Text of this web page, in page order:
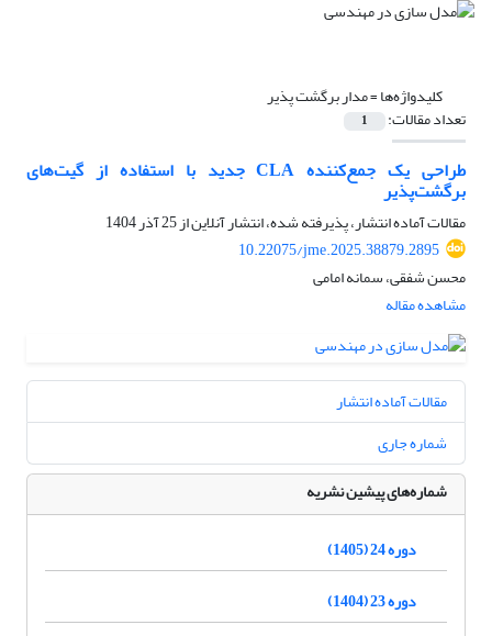
کلیدواژه‌ها =مدار برگشت پذیر
تعداد مقالات: 1
طراحی یک جمع‌کننده CLA جدید با استفاده از گیت‌های
برگشت‌پذیر
مقالات آماده انتشار، پذیرفته شده، انتشار آنلاین از25 آذر 1404
10.22075/jme.2025.38879.2895
محسن شفقی، سمانه امامی
مشاهده مقاله
مقالات آماده انتشار
شماره جاری
شماره‌های پیشین نشریه
دوره 24 (1405)
دوره 23 (1404)